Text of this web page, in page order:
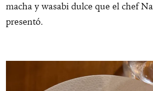
macha y wasabi dulce que el chef
presentó.